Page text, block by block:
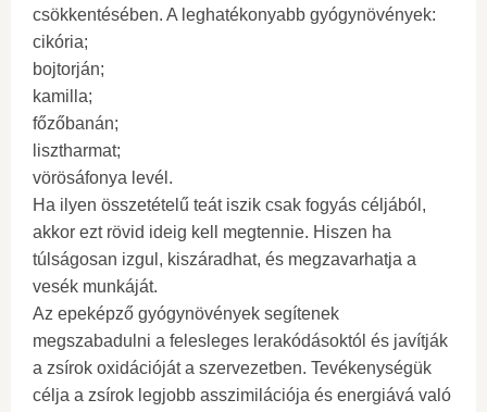
csökkentésében. A leghatékonyabb gyógynövények:
cikória;
bojtorján;
kamilla;
főzőbanán;
lisztharmat;
vörösáfonya levél.
Ha ilyen összetételű teát iszik csak fogyás céljából,
akkor ezt rövid ideig kell megtennie. Hiszen ha
túlságosan izgul, kiszáradhat, és megzavarhatja a
vesék munkáját.
Az epeképző gyógynövények segítenek
megszabadulni a felesleges lerakódásoktól és javítják
a zsírok oxidációját a szervezetben. Tevékenységük
célja a zsírok legjobb asszimilációja és energiává való